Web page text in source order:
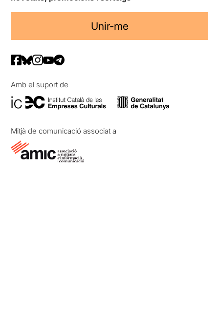
Unir-me
Amb el suport de
Mitjà de comunicació associat a